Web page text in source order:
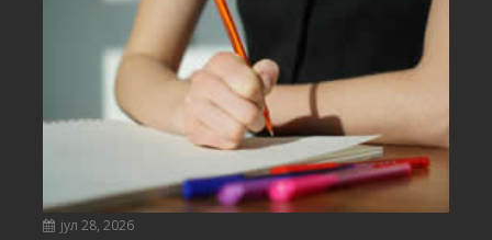
јул 28, 2026